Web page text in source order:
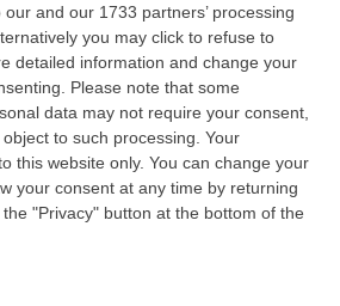
and our 1733 partners’ processing
you may click to refuse to
detailed information and change your
Please note that some
data may not require your consent,
to such processing. Your
this website only. You can change your
your consent at any time by returning
"Privacy" button at the bottom of the
Politecnico di Milano, la
S. Anna e la Normale di
nel suo complesso,
oltre 430 istituti di
in 35 Paesi, che faranno
europee. Gli atenei
sono raggruppati,